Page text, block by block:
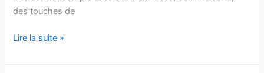
des touches de
Muscat
Rivesaltes
Lire la suite »